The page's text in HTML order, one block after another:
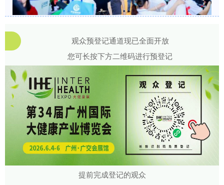
观众预登记通道现已全面开放
您可长按下方二维码进行预登记
提前完成登记的观众